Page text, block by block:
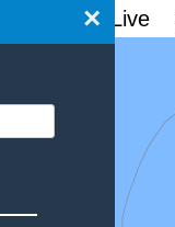
×- Live